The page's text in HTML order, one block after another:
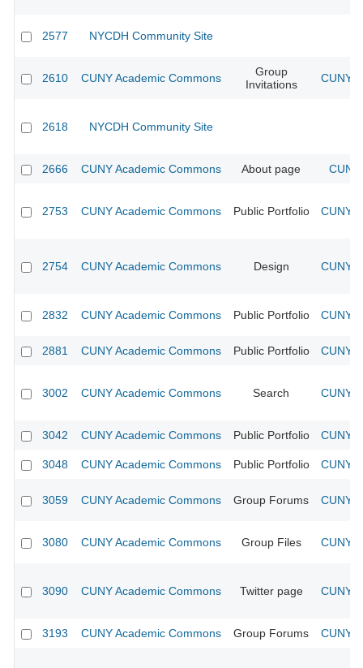
2577 NYCDH Community Site
2610 CUNY Academic Commons
Group
Invitations
CUNY
2618 NYCDH Community Site
2666 CUNY Academic Commons About page
2753 CUNY Academic Commons Public Portfolio CUNY
2754 CUNY Academic Commons Design CUNY
2832 CUNY Academic Commons Public Portfolio CUNY
2881 CUNY Academic Commons Public Portfolio CUNY
3002 CUNY Academic Commons Search CUNY
3042 CUNY Academic Commons Public Portfolio CUNY
3048 CUNY Academic Commons Public Portfolio CUNY
3059 CUNY Academic Commons Group Forums CUNY
3080 CUNY Academic Commons Group Files CUNY
3090 CUNY Academic Commons Twitter page CUNY
3193 CUNY Academic Commons Group Forums CUNY